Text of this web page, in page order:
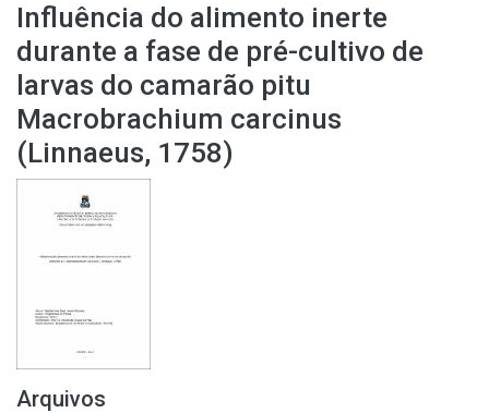
Influência do alimento inerte
durante a fase de pré-cultivo de
larvas do camarão pitu
Macrobrachium carcinus
(Linnaeus, 1758)
Arquivos